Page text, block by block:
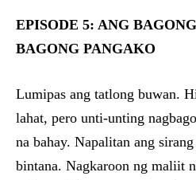
EPISODE 5: ANG
BAGONG PANGAKO
Lumipas ang tatlong buwan.
lahat, pero unti-unting
na bahay. Napalitan ang
bintana. Nagkaroon ng maliit